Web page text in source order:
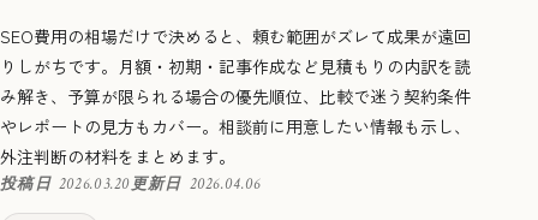
SEO費用の相場だけで決めると、頼む範囲がズレて成果が遠回
りしがちです。月額・初期・記事作成など見積もりの内訳を読
み解き、予算が限られる場合の優先順位、比較で迷う契約条件
やレポートの見方もカバー。相談前に用意したい情報も示し、
外注判断の材料をまとめます。
投稿日 2026.03.20更新日 2026.04.06